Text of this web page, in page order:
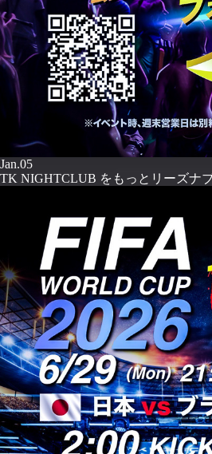
Jan.05
TK NIGHTCLUB をもっとリーズナ